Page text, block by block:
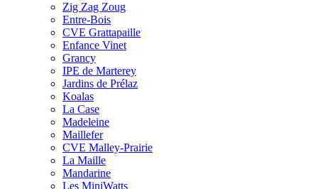
Zig Zag Zoug
Entre-Bois
CVE Grattapaille
Enfance Vinet
Grancy
IPE de Marterey
Jardins de Prélaz
Koalas
La Case
Madeleine
Maillefer
CVE Malley-Prairie
La Maille
Mandarine
Les MiniWatts